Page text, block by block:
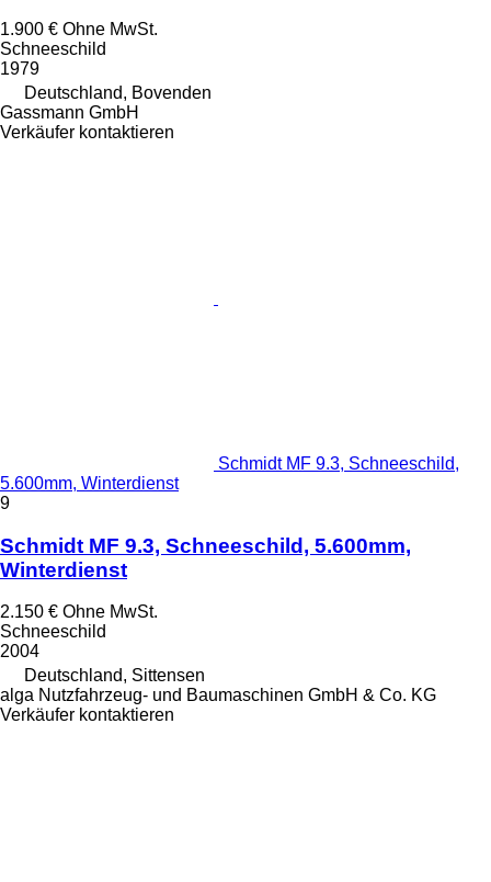
1.900 € Ohne MwSt.
Schneeschild
1979
Deutschland, Bovenden
Gassmann GmbH
Verkäufer kontaktieren
Schmidt MF 9.3, Schneeschild,
5.600mm, Winterdienst
9
Schmidt MF 9.3, Schneeschild, 5.600mm,
Winterdienst
2.150 € Ohne MwSt.
Schneeschild
2004
Deutschland, Sittensen
alga Nutzfahrzeug- und Baumaschinen GmbH & Co. KG
Verkäufer kontaktieren